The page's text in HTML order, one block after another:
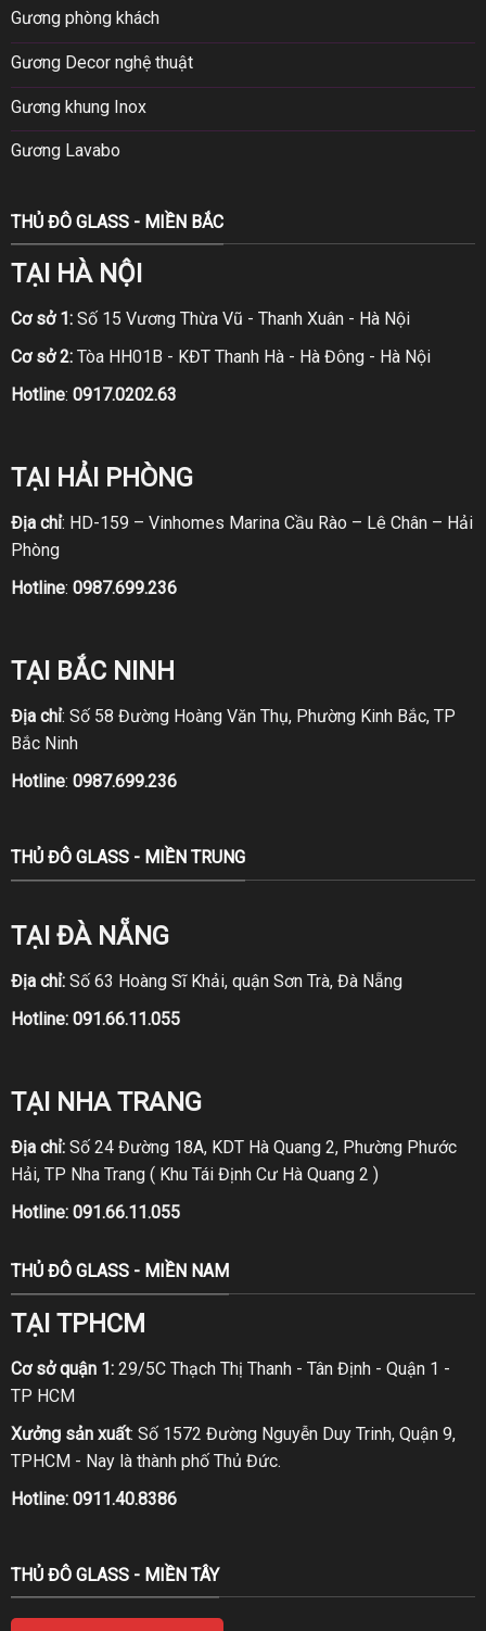
Gương phòng khách
Gương Decor nghệ thuật
Gương khung Inox
Gương Lavabo
THỦ ĐÔ GLASS - MIỀN BẮC
TẠI HÀ NỘI
Cơ sở 1:Số 15 Vương Thừa Vũ - Thanh Xuân - Hà Nội
Cơ sở 2:Tòa HH01B - KĐT Thanh Hà - Hà Đông - Hà Nội
Hotline: 0917.0202.63
TẠI HẢI PHÒNG
Địa chỉ: HD-159 – Vinhomes Marina Cầu Rào – Lê Chân – Hải
Phòng
Hotline: 0987.699.236
TẠI BẮC NINH
Địa chỉ: Số 58 Đường Hoàng Văn Thụ, Phường Kinh Bắc, TP
Bắc Ninh
Hotline: 0987.699.236
THỦ ĐÔ GLASS - MIỀN TRUNG
TẠI ĐÀ NẴNG
Địa chỉ:Số 63 Hoàng Sĩ Khải, quận Sơn Trà, Đà Nẵng
Hotline: 091.66.11.055
TẠI NHA TRANG
Địa chỉ:Số 24 Đường 18A, KDT Hà Quang 2, Phường Phước
Hải, TP Nha Trang ( Khu Tái Định Cư Hà Quang 2 )
Hotline: 091.66.11.055
THỦ ĐÔ GLASS - MIỀN NAM
TẠI TPHCM
Cơ sở quận 1:29/5C Thạch Thị Thanh - Tân Định - Quận 1 -
TP HCM
Xưởng sản xuất: Số 1572 Đường Nguyễn Duy Trinh, Quận 9,
TPHCM - Nay là thành phố Thủ Đức.
Hotline: 0911.40.8386
THỦ ĐÔ GLASS - MIỀN TÂY